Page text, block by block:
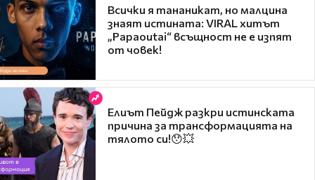
Всички я тананикат, но малцина
знаят истината: VIRAL хитът
„Papaoutai“ всъщност не е изпят
от човек!
Елиът Пейдж разкри истинската
причина за трансформацията на
тялото си!😯💥